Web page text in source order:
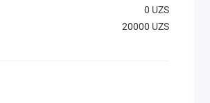
0 UZS
20000 UZS